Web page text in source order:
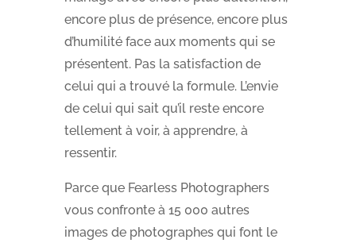
encore plus de présence, encore plus
d’humilité face aux moments qui se
présentent. Pas la satisfaction de
celui qui a trouvé la formule. L’envie
de celui qui sait qu’il reste encore
tellement à voir, à apprendre, à
ressentir.
Parce que Fearless Photographers
vous confronte à 15 000 autres
images de photographes qui font le